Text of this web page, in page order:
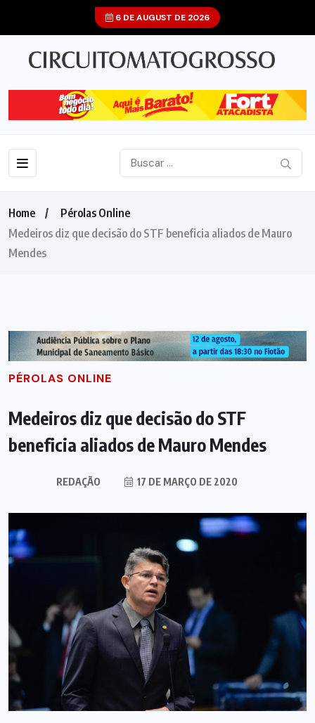
6 DE AUGUST DE 2026
Home
Pérolas Online
Medeiros diz que decisão do STF beneficia aliados de Mauro
Mendes
PÉROLAS ONLINE
Medeiros diz que decisão do STF
beneficia aliados de Mauro Mendes
REDAÇÃO 17 DE MARÇO DE 2020